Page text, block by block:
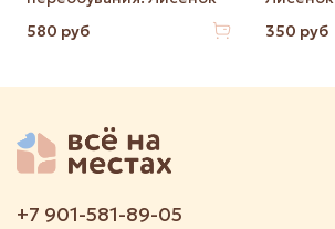
580 руб
350 руб
+7 901-581-89-05